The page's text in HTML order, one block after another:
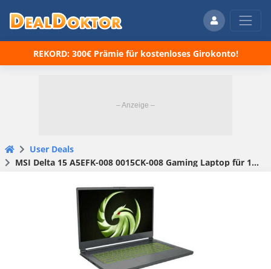
REKORD: 300€ Prämie für kostenloses Girokonto!
User Deals
MSI Delta 15 A5EFK-008 0015CK-008 Gaming Laptop für 1304,99 € (statt 1672,49 €)